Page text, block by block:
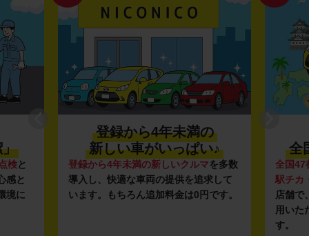
」
検と
感と
境に
登録から4年未満の
新しい車がいっぱい♪
登録から4年未満の新しいクルマを多数
導入し、快適な車両の提供を追求して
います。もちろん追加料金は0円です。
全
全国47
駅チカ
店舗で
用いた
す。